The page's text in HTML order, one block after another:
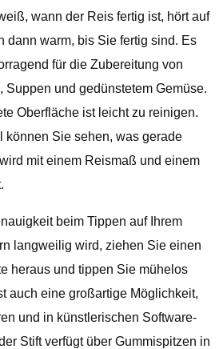
wann der Reis fertig ist, hört auf
dann warm, bis Sie fertig sind. Es
für die Zubereitung von
Suppen und gedünstetem Gemüse.
Oberfläche ist leicht zu reinigen.
können Sie sehen, was gerade
mit einem Reismaß und einem
beim Tippen auf Ihrem
langweilig wird, ziehen Sie einen
heraus und tippen Sie mühelos
auch eine großartige Möglichkeit,
und in künstlerischen Software-
Stift verfügt über Gummispitzen in